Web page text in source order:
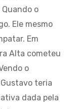
o
Ele mesmo
Em
Alta cometeu
o
teria
dada pela